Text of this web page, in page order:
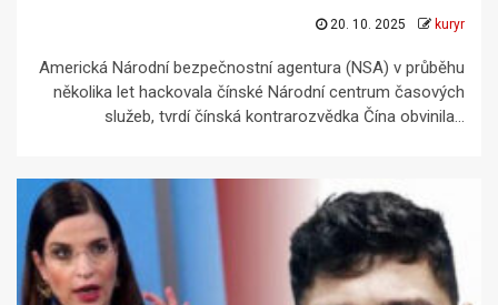
20. 10. 2025 kuryr
Americká Národní bezpečnostní agentura (NSA) v průběhu
několika let hackovala čínské Národní centrum časových
služeb, tvrdí čínská kontrarozvědka Čína obvinila...